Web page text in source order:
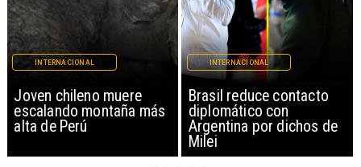
Brasil reduce contacto
diplomático con
Argentina por dichos de
INTERNACIONAL
China restringe
exportación de drones a
EEUU y sanciona
empresas
INTERNACIONAL